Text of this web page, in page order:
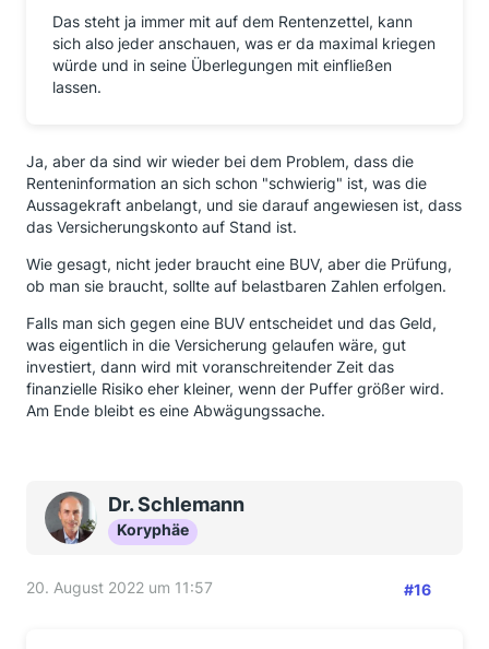
Das steht ja immer mit auf dem Rentenzettel, kann
sich also jeder anschauen, was er da maximal kriegen
würde und in seine Überlegungen mit einfließen
lassen.
Ja, aber da sind wir wieder bei dem Problem, dass die
Renteninformation an sich schon "schwierig" ist, was die
Aussagekraft anbelangt, und sie darauf angewiesen ist, dass
das Versicherungskonto auf Stand ist.
Wie gesagt, nicht jeder braucht eine BUV, aber die Prüfung,
ob man sie braucht, sollte auf belastbaren Zahlen erfolgen.
Falls man sich gegen eine BUV entscheidet und das Geld,
was eigentlich in die Versicherung gelaufen wäre, gut
investiert, dann wird mit voranschreitender Zeit das
finanzielle Risiko eher kleiner, wenn der Puffer größer wird.
Am Ende bleibt es eine Abwägungssache.
Dr. Schlemann
Koryphäe
20. August 2022 um 11:57 #16